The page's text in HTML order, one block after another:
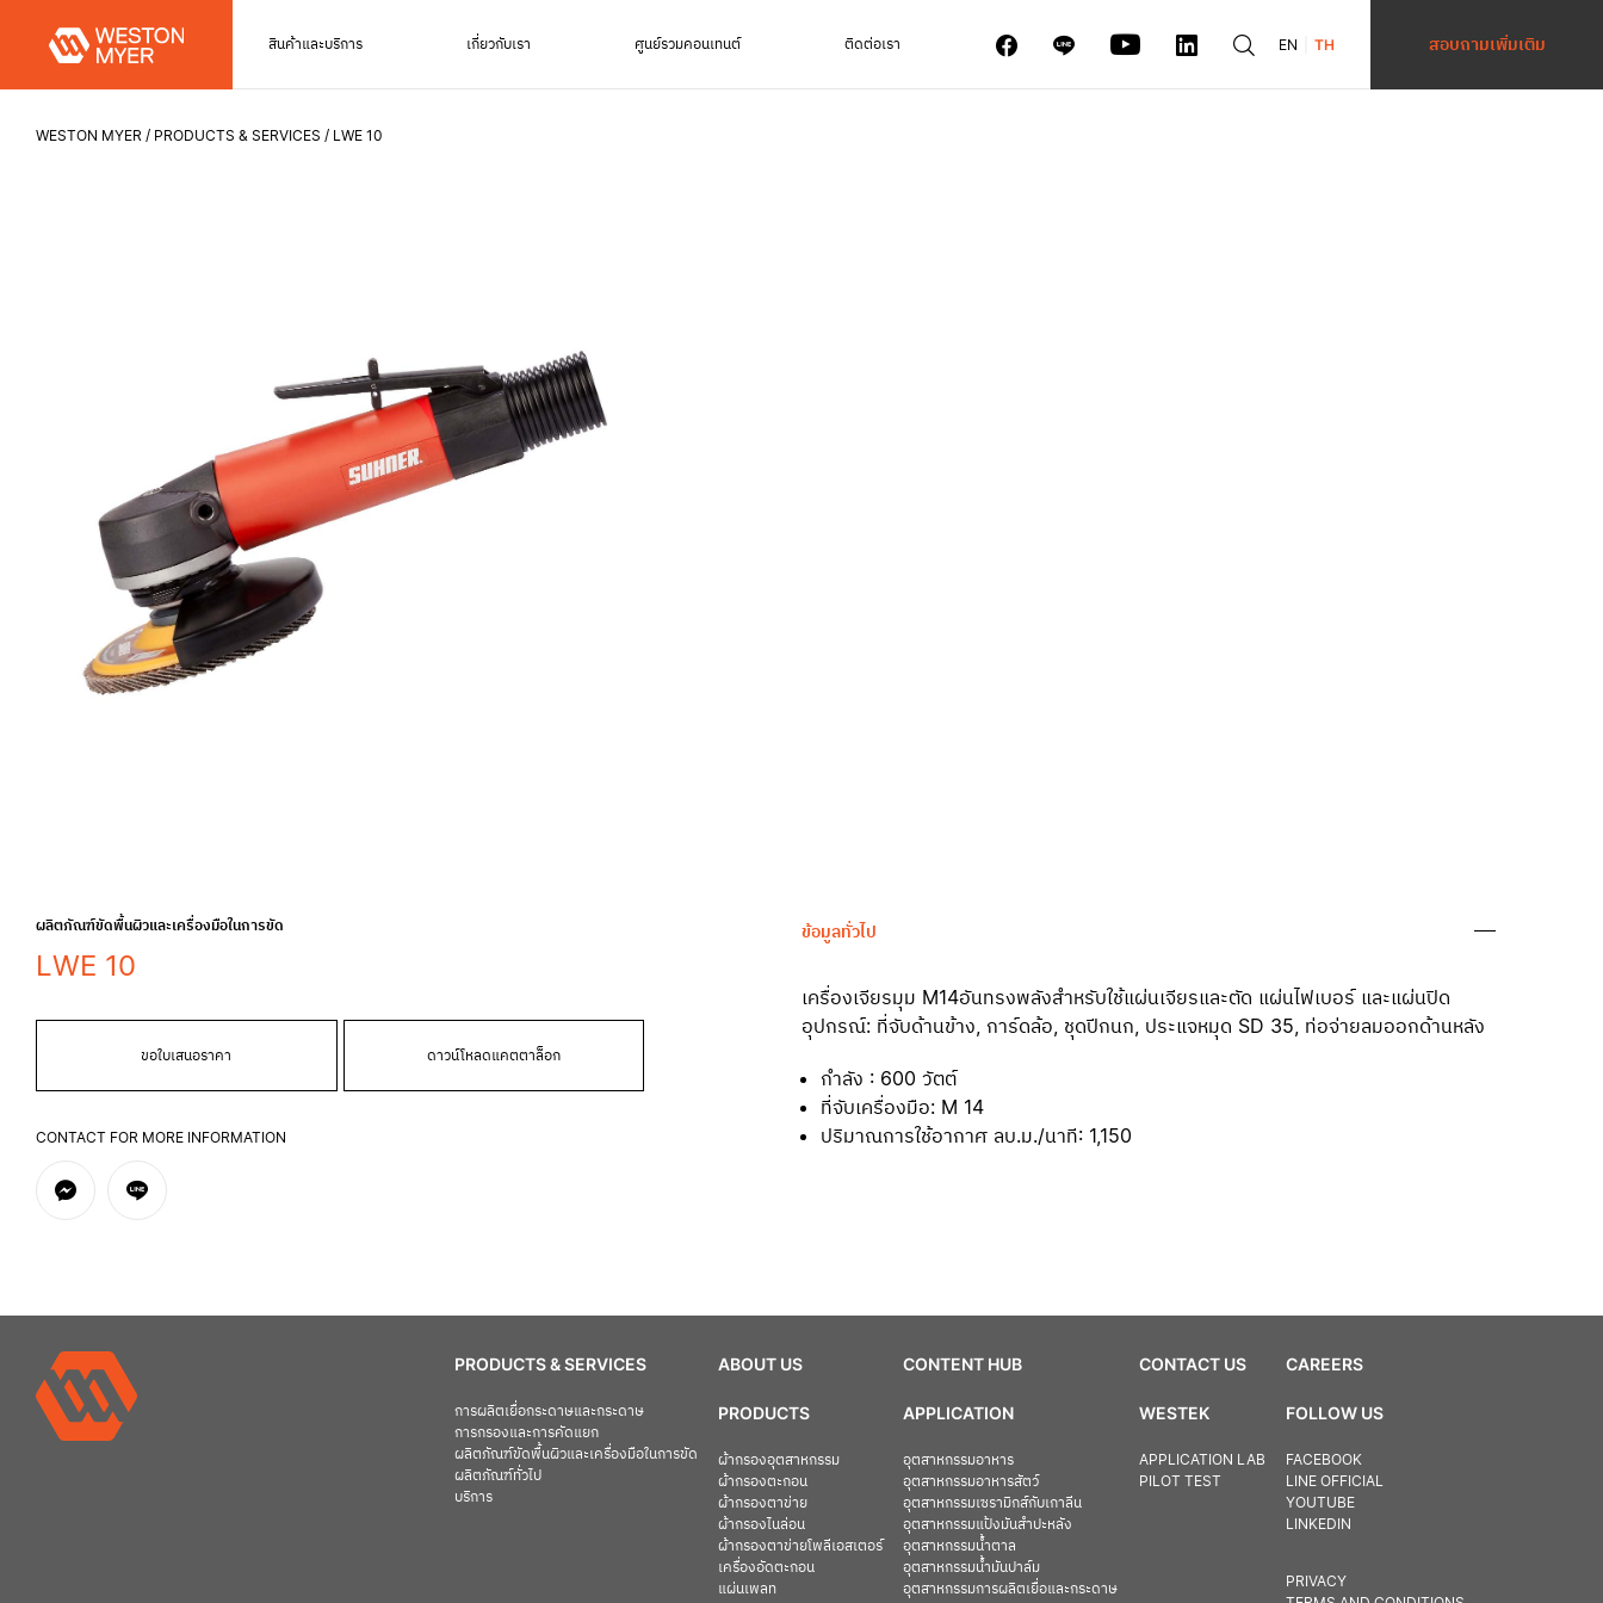
สินค้าและบริการ เกี่ยวกับเรา ศูนย์รวมคอนเทนต์ ติดต่อเรา EN TH สอบถามเพิ่มเติม
WESTON MYER PRODUCTS & SERVICES LWE 10
ผลิตภัณฑ์ขัดพื้นผิวและเครื่องมือในการขัด
LWE 10
ขอใบเสนอราคา ดาวน์โหลดแคตตาล็อก
CONTACT FOR MORE INFORMATION
ข้อมูลทั่วไป
เครื่องเจียรมุม M14อันทรงพลังสำหรับใช้แผ่นเจียรและตัด แผ่นไฟเบอร์ และแผ่นปิด
อุปกรณ์: ที่จับด้านข้าง, การ์ดล้อ, ชุดปีกนก, ประแจหมุด SD 35, ท่อจ่ายลมออกด้านหลัง
กำลัง : 600 วัตต์
ที่จับเครื่องมือ: M 14
ปริมาณการใช้อากาศ ลบ.ม./นาที: 1,150
PRODUCTS & SERVICES
การผลิตเยื่อกระดาษและกระดาษ
การกรองและการคัดแยก
ผลิตภัณฑ์ขัดพื้นผิวและเครื่องมือในการขัด
ผลิตภัณฑ์ทั่วไป
บริการ
ABOUT US
PRODUCTS
ผ้ากรองอุตสาหกรรม
ผ้ากรองตะกอน
ผ้ากรองตาข่าย
ผ้ากรองไนล่อน
ผ้ากรองตาข่ายโพลีเอสเตอร์
เครื่องอัดตะกอน
แผ่นเพลท
CONTENT HUB
APPLICATION
อุตสาหกรรมอาหาร
อุตสาหกรรมอาหารสัตว์
อุตสาหกรรมเซรามิกส์กับเกาลีน
อุตสาหกรรมแป้งมันสำปะหลัง
อุตสาหกรรมน้ำตาล
อุตสาหกรรมน้ำมันปาล์ม
อุตสาหกรรมการผลิตเยื่อและกระดาษ
CONTACT US
WESTEK
APPLICATION LAB
PILOT TEST
CAREERS
FOLLOW US
FACEBOOK
LINE OFFICIAL
YOUTUBE
LINKEDIN
PRIVACY